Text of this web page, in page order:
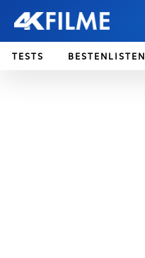
TESTS BESTENLISTEN